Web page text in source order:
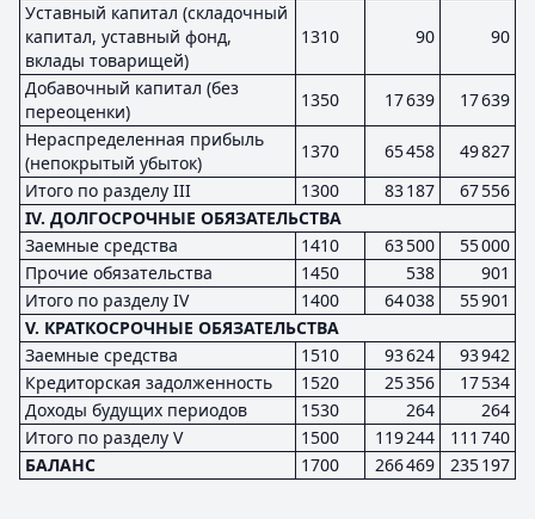
Уставный капитал (складочный
капитал, уставный фонд,
вклады товарищей)
1310 90 90
Добавочный капитал (без
переоценки)
1350 17 639
17 639
Нераспределенная прибыль
(непокрытый убыток)
1370 65 458
49 827
Итого по разделу III
1300 83 187
67 556
IV. ДОЛГОСРОЧНЫЕ ОБЯЗАТЕЛЬСТВА
Заемные средства
1410 63 500
55 000
Прочие обязательства
1450 538
901
Итого по разделу IV
1400 64 038
55 901
V. КРАТКОСРОЧНЫЕ ОБЯЗАТЕЛЬСТВА
Заемные средства
1510 93 624
93 942
Кредиторская задолженность
1520 25 356
17 534
Доходы будущих периодов
1530 264
264
Итого по разделу V
1500 119 244
111 740
БАЛАНС
1700 266 469 235 197